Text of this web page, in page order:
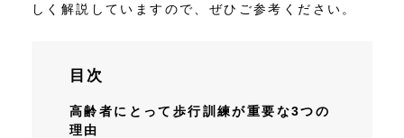
しく解説していますので、ぜひご参考ください。
目次
高齢者にとって歩行訓練が重要な3つの
理由